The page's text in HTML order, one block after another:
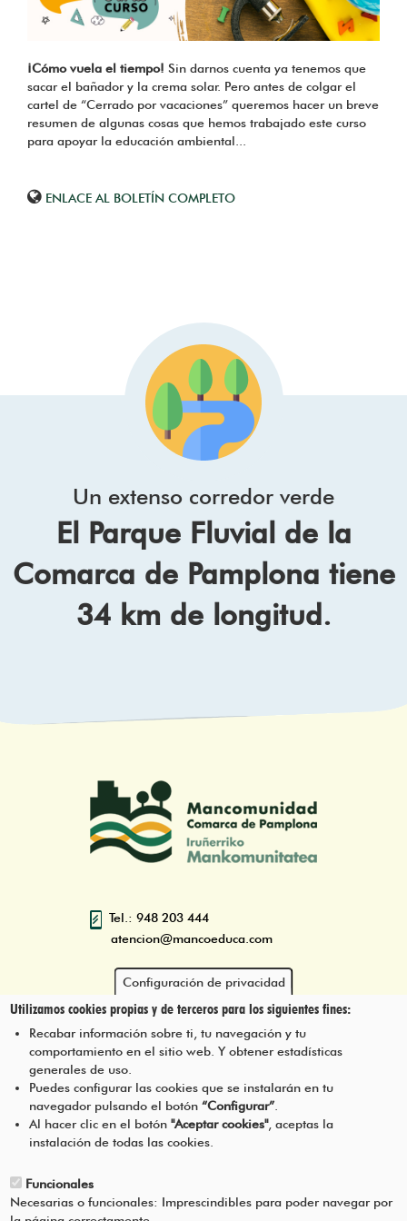
¡Cómo vuela el tiempo! Sin darnos cuenta ya tenemos que
sacar el bañador y la crema solar. Pero antes de colgar el
cartel de “Cerrado por vacaciones” queremos hacer un breve
resumen de algunas cosas que hemos trabajado este curso
para apoyar la educación ambiental...
ENLACE AL BOLETÍN COMPLETO
Un extenso corredor verde
El Parque Fluvial de la
Comarca de Pamplona tiene
34 km de longitud.
Tel.: 948 203 444
atencion@mancoeduca.com
Programa de Educación Ambiental
Escolar de la Mancomunidad de la
Comarca de Pamplona
Pie
Menú
CONTÁCTANOS
CONDICIONES DEL SERVICIO
Configuración de privacidad
Utilizamos cookies propias y de terceros para los siguientes fines:
Recabar información sobre ti, tu navegación y tu
comportamiento en el sitio web. Y obtener estadísticas
generales de uso.
Puedes configurar las cookies que se instalarán en tu
navegador pulsando el botón“Configurar”
Al hacer clic en el botón"Aceptar cookies", aceptas la
instalación de todas las cookies.
Funcionales
Necesarias o funcionales: Imprescindibles para poder navegar por